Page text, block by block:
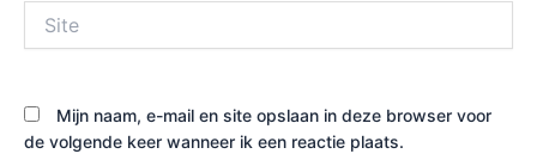
Mijn naam, e-mail en site opslaan in deze browser voor
de volgende keer wanneer ik een reactie plaats.